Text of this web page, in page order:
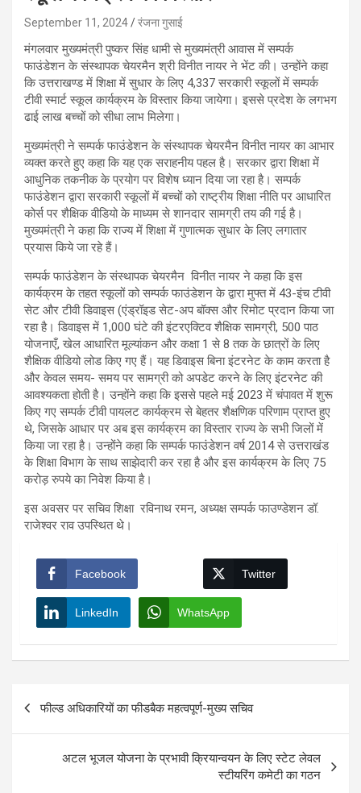
September 11, 2024 रंजना गुसाई
मंगलवार मुख्यमंत्री पुष्कर सिंह धामी से मुख्यमंत्री आवास में सम्पर्क
फाउंडेशन के संस्थापक चेयरमैन श्री विनीत नायर ने भेंट की। उन्होंने कहा
कि उत्तराखण्ड में शिक्षा में सुधार के लिए 4,337 सरकारी स्कूलों में सम्पर्क
टीवी स्मार्ट स्कूल कार्यक्रम के विस्तार किया जायेगा। इससे प्रदेश के लगभग
ढाई लाख बच्चों को सीधा लाभ मिलेगा।
मुख्यमंत्री ने सम्पर्क फाउंडेशन के संस्थापक चेयरमैन विनीत नायर का आभार
व्यक्त करते हुए कहा कि यह एक सराहनीय पहल है। सरकार द्वारा शिक्षा में
आधुनिक तकनीक के प्रयोग पर विशेष ध्यान दिया जा रहा है। सम्पर्क
फाउंडेशन द्वारा सरकारी स्कूलों में बच्चों को राष्ट्रीय शिक्षा नीति पर आधारित
कोर्स पर शैक्षिक वीडियो के माध्यम से शानदार सामग्री तय की गई है।
मुख्यमंत्री ने कहा कि राज्य में शिक्षा में गुणात्मक सुधार के लिए लगातार
प्रयास किये जा रहे हैं।
सम्पर्क फाउंडेशन के संस्थापक चेयरमैन विनीत नायर ने कहा कि इस
कार्यक्रम के तहत स्कूलों को सम्पर्क फाउंडेशन के द्वारा मुफ्त में 43-इंच टीवी
सेट और टीवी डिवाइस (एंड्रॉइड सेट-अप बॉक्स और रिमोट प्रदान किया जा
रहा है। डिवाइस में 1,000 घंटे की इंटरएक्टिव शैक्षिक सामग्री, 500 पाठ
योजनाएँ, खेल आधारित मूल्यांकन और कक्षा 1 से 8 तक के छात्रों के लिए
शैक्षिक वीडियो लोड किए गए हैं। यह डिवाइस बिना इंटरनेट के काम करता है
और केवल समय- समय पर सामग्री को अपडेट करने के लिए इंटरनेट की
आवश्यकता होती है। उन्होंने कहा कि इससे पहले मई 2023 में चंपावत में शुरू
किए गए सम्पर्क टीवी पायलट कार्यक्रम से बेहतर शैक्षणिक परिणाम प्राप्त हुए
थे, जिसके आधार पर अब इस कार्यक्रम का विस्तार राज्य के सभी जिलों में
किया जा रहा है। उन्होंने कहा कि सम्पर्क फाउंडेशन वर्ष 2014 से उत्तराखंड
के शिक्षा विभाग के साथ साझेदारी कर रहा है और इस कार्यक्रम के लिए 75
करोड़ रुपये का निवेश किया है।
इस अवसर पर सचिव शिक्षा रविनाथ रमन, अध्यक्ष सम्पर्क फाउण्डेशन डॉ.
राजेश्वर राव उपस्थित थे।
Facebook Twitter
LinkedIn WhatsApp
फील्ड अधिकारियों का फीडबैक महत्वपूर्ण-मुख्य सचिव
अटल भूजल योजना के प्रभावी क्रियान्वयन के लिए स्टेट लेवल
स्टीयरिंग कमेटी का गठन